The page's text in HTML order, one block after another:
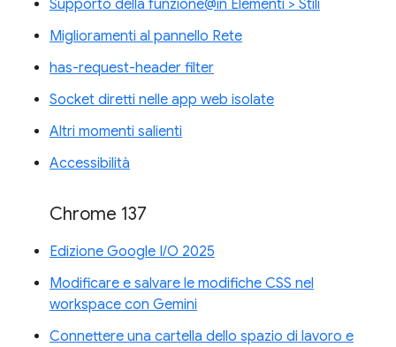
Supporto della funzione@in Elementi > Stili
Miglioramenti al pannello Rete
has-request-header filter
Socket diretti nelle app web isolate
Altri momenti salienti
Accessibilità
Chrome 137
Edizione Google I/O 2025
Modificare e salvare le modifiche CSS nel
workspace con Gemini
Connettere una cartella dello spazio di lavoro e